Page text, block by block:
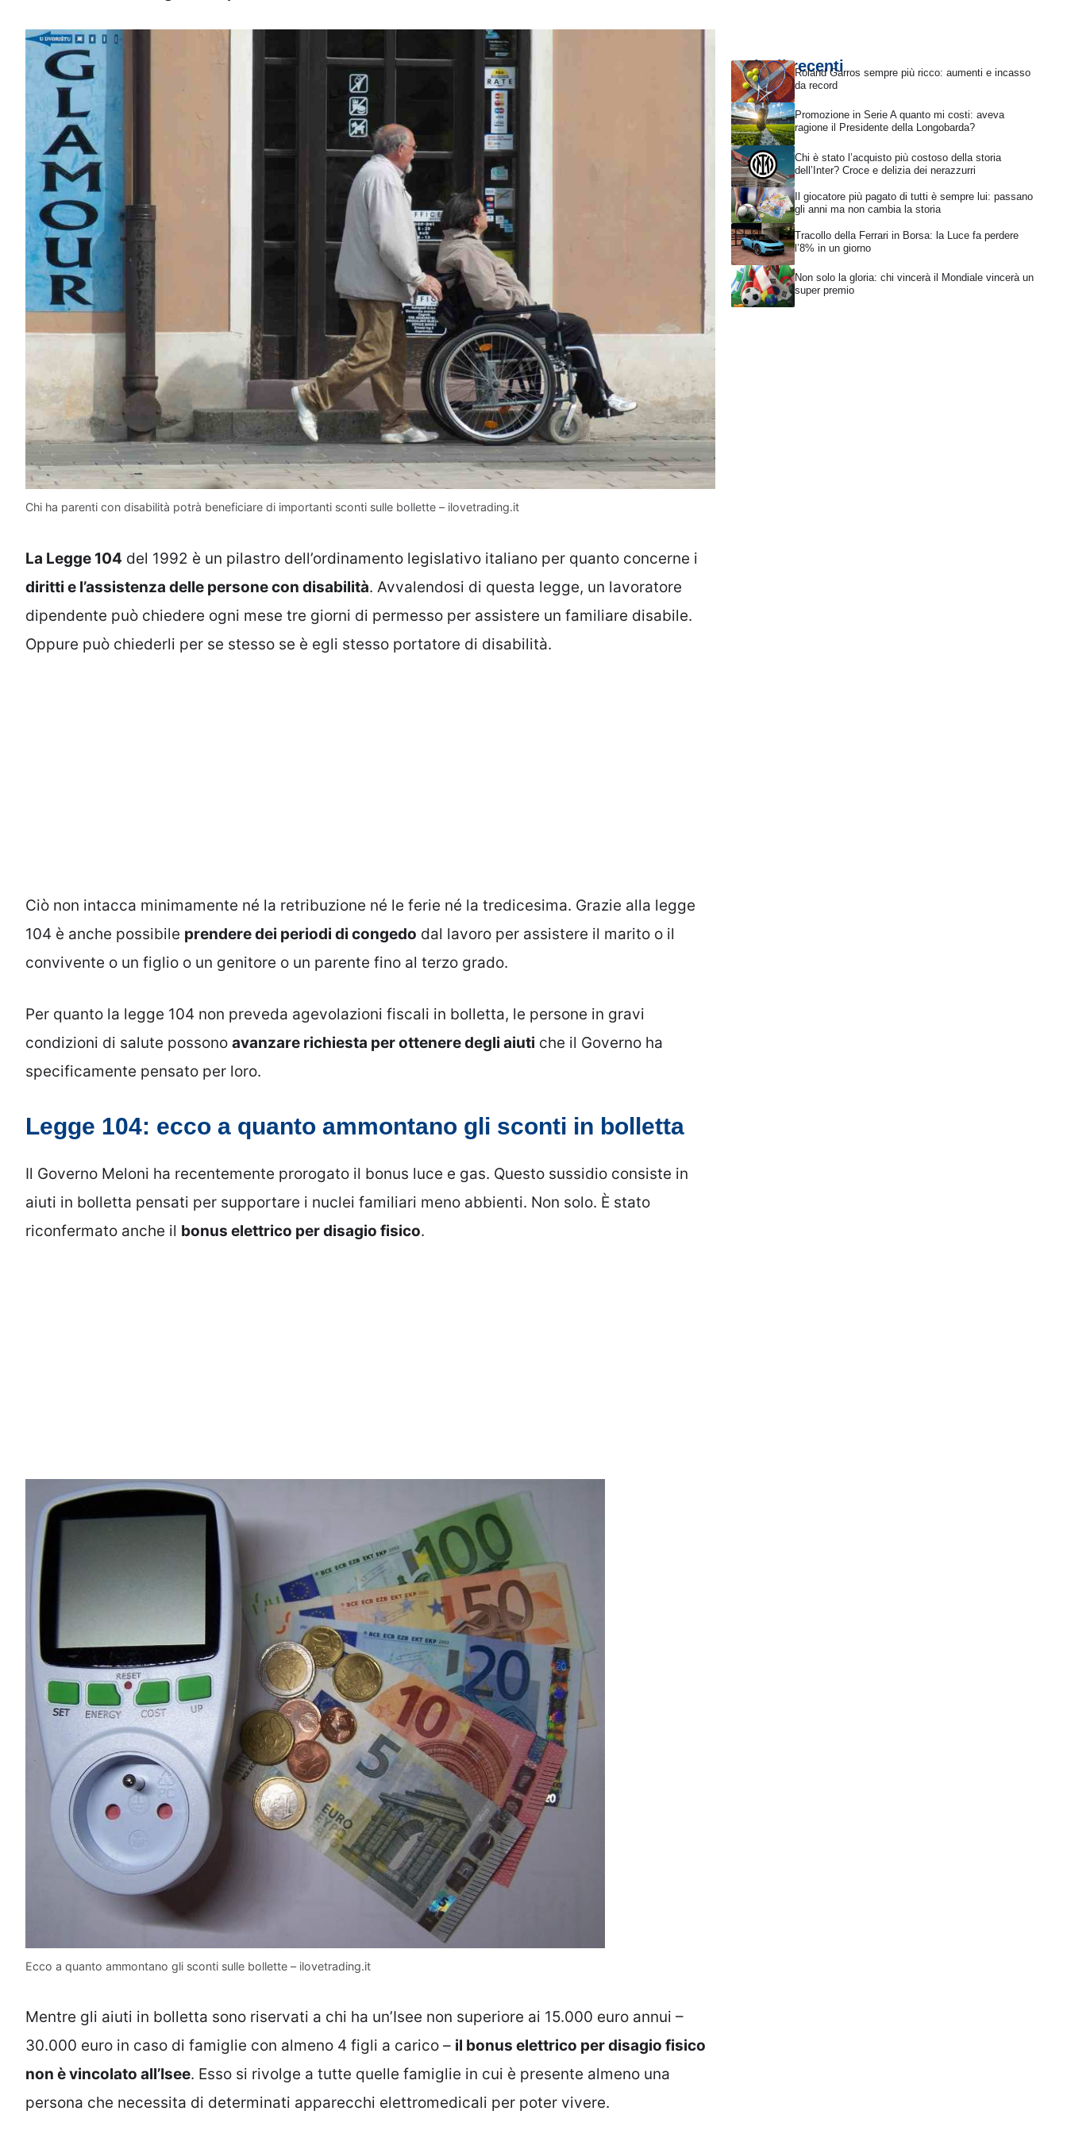
Chi ha parenti con disabilità potrà beneficiare di importanti sconti sulle bollette – ilovetrading.it
La Legge 104 del 1992 è un pilastro dell’ordinamento legislativo italiano per quanto concerne i
diritti e l’assistenza delle persone con disabilità. Avvalendosi di questa legge, un lavoratore
dipendente può chiedere ogni mese tre giorni di permesso per assistere un familiare disabile.
Oppure può chiederli per se stesso se è egli stesso portatore di disabilità.
Ciò non intacca minimamente né la retribuzione né le ferie né la tredicesima. Grazie alla legge
104 è anche possibile prendere dei periodi di congedo dal lavoro per assistere il marito o il
convivente o un figlio o un genitore o un parente fino al terzo grado.
Per quanto la legge 104 non preveda agevolazioni fiscali in bolletta, le persone in gravi
condizioni di salute possono avanzare richiesta per ottenere degli aiuti che il Governo ha
specificamente pensato per loro.
Legge 104: ecco a quanto ammontano gli sconti in bolletta
Il Governo Meloni ha recentemente prorogato il bonus luce e gas. Questo sussidio consiste in
aiuti in bolletta pensati per supportare i nuclei familiari meno abbienti. Non solo. È stato
riconfermato anche il bonus elettrico per disagio fisico.
Ecco a quanto ammontano gli sconti sulle bollette – ilovetrading.it
Mentre gli aiuti in bolletta sono riservati a chi ha un’Isee non superiore ai 15.000 euro annui –
30.000 euro in caso di famiglie con almeno 4 figli a carico – il bonus elettrico per disagio fisico
non è vincolato all’Isee. Esso si rivolge a tutte quelle famiglie in cui è presente almeno una
persona che necessita di determinati apparecchi elettromedicali per poter vivere.
Articoli recentiRoland Garros sempre più ricco: aumenti e incasso
da record
Promozione in Serie A quanto mi costi: aveva
ragione il Presidente della Longobarda?
Chi è stato l’acquisto più costoso della storia
dell’Inter? Croce e delizia dei nerazzurri
Il giocatore più pagato di tutti è sempre lui: passano
gli anni ma non cambia la storia
Tracollo della Ferrari in Borsa: la Luce fa perdere
l’8% in un giorno
Non solo la gloria: chi vincerà il Mondiale vincerà un
super premio